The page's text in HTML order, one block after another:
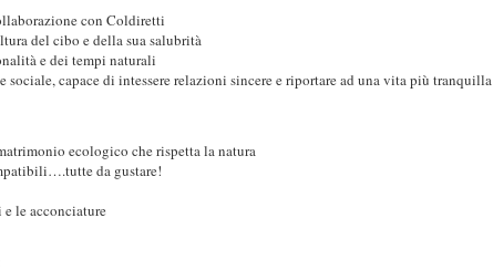
con Coldiretti
del cibo e della sua salubrità
e dei tempi naturali
sociale, capace di intessere relazioni sincere e riportare ad una vita più tranquilla
ecologico che rispetta la natura
da gustare!
e le acconciature